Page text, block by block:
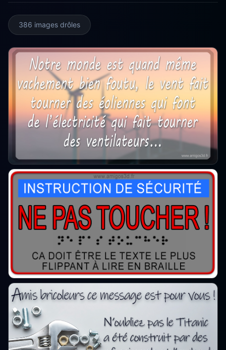
386 images drôles